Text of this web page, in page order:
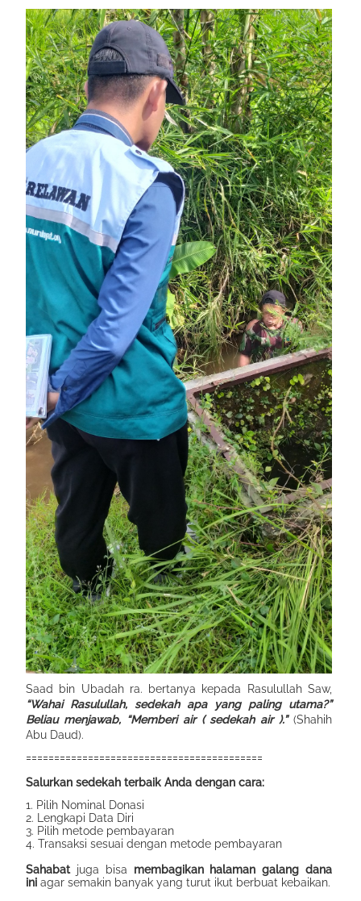
Saad bin Ubadah ra. bertanya kepada Rasulullah Saw,
“Wahai Rasulullah, sedekah apa yang paling utama?”
Beliau menjawab, “Memberi air ( sedekah air ).”(Shahih
Abu Daud).
==========================================
Salurkan sedekah terbaik Anda dengan cara:
1. Pilih Nominal Donasi
2. Lengkapi Data Diri
3. Pilih metode pembayaran
4. Transaksi sesuai dengan metode pembayaran
Sahabatjuga bisa membagikan halaman galang dana
ini agar semakin banyak yang turut ikut berbuat kebaikan.